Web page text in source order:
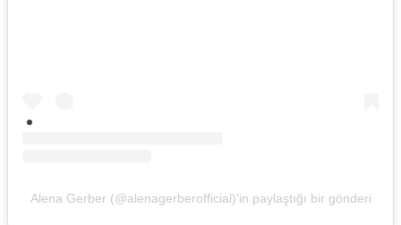
Alena Gerber (@alenagerberofficial)'in paylaştığı bir gönderi